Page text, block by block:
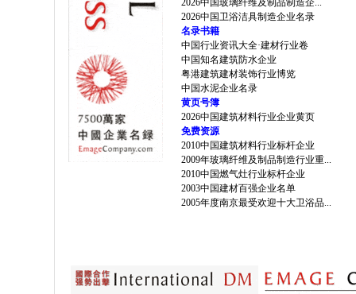
2026中国玻璃纤维及制品制造企...
2026中国卫浴洁具制造企业名录
名录书籍
中国行业资讯大全·建材行业卷
中国知名建筑防水企业
粤港建筑建材装饰行业博览
中国水泥企业名录
黄页号簿
2026中国建筑材料行业企业黄页
免费资源
2010中国建筑材料行业标杆企业
2009年玻璃纤维及制品制造行业重...
2010中国燃气灶行业标杆企业
2003中国建材百强企业名单
2005年度南京最受欢迎十大卫浴品...